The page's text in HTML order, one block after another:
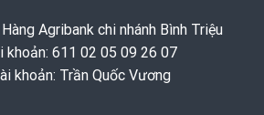
Hàng Agribank chi nhánh Bình Triệu
khoản: 611 02 05 09 26 07
khoản: Trần Quốc Vương